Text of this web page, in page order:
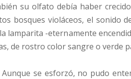
su olfato debía haber
bosques violáceos, el sonido
lamparita -eternamente
de rostro color sangre o verde
se esforzó, no pudo